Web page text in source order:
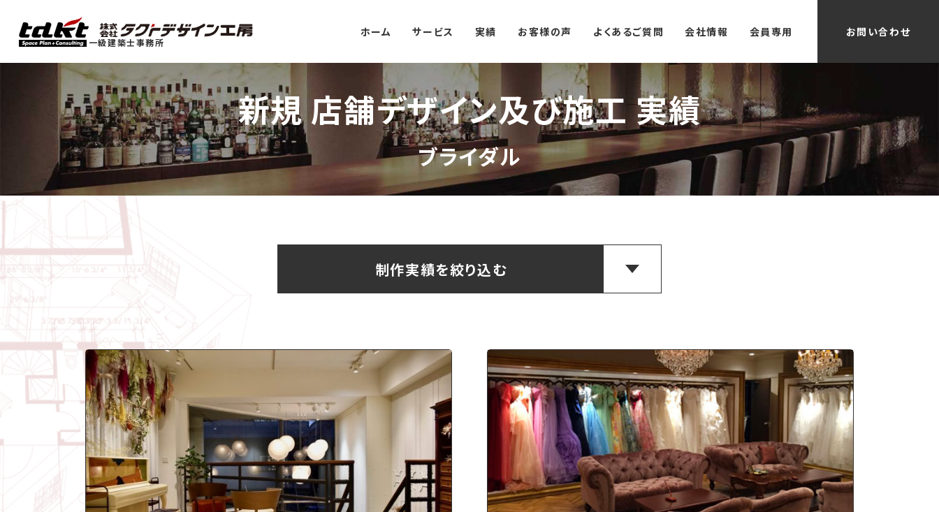
一級建築士事務所
ホーム サービス 実績 お客様の声 よくあるご質問 会社情報 会員専用 お問い合わせ
新規 店舗デザイン及び施工 実績
ブライダル
制作実績を絞り込む